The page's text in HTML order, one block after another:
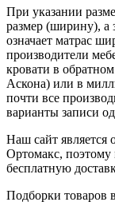
При указании
размер (ширину), а
означает матрас
производители
кровати в
Аскона) или в
почти все
варианты записи
Наш сайт
Ортомакс,
бесплатную
Подборки товаров